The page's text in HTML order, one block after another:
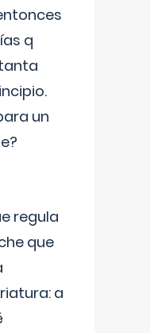
q
un
regula
que
a